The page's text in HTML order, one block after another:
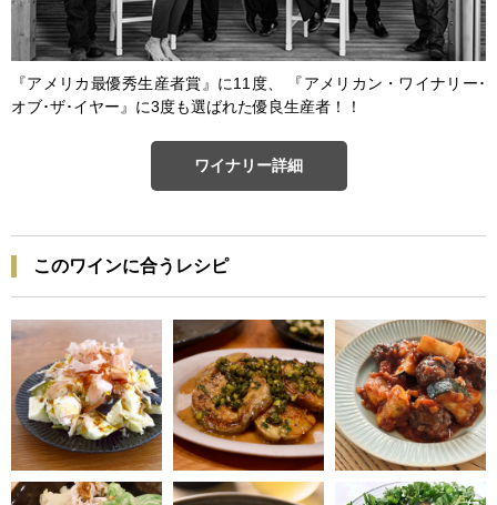
『アメリカ最優秀生産者賞』に11度、 『アメリカン・ワイナリー･
オブ･ザ･イヤー』に3度も選ばれた優良生産者！！
ワイナリー詳細
このワインに合うレシピ